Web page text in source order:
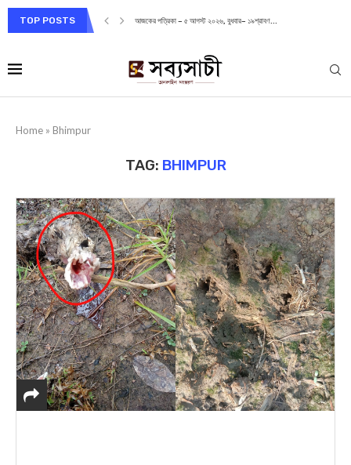
TOP POSTS আজকের পত্রিকা – ৫ আগস্ট ২০২৬, বুধবার– ১৯শ্রাবণ...
Home » Bhimpur
TAG: BHIMPUR